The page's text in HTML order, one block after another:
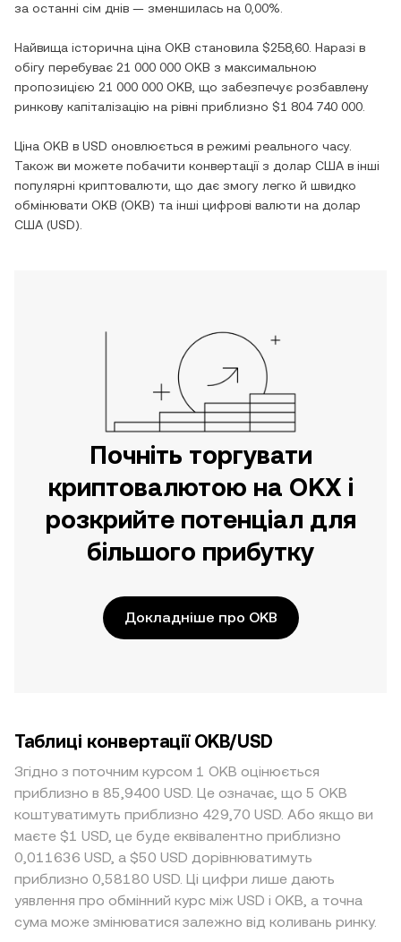
за останні сім днів — зменшилась на 0,00%
Найвища історична ціна OKB становила $258,60 . Наразі в
обігу перебуває 21 000 000 OKB з максимальною
пропозицією 21 000 000 OKB , що забезпечує розбавлену
ринкову капіталізацію на рівні приблизно $1 804 740 000
Ціна OKB в USD оновлюється в режимі реального часу.
Також ви можете побачити конвертації з долар США в інші
популярні криптовалюти, що дає змогу легко й швидко
обмінювати OKB (OKB) та інші цифрові валюти на долар
США (USD).
Почніть торгувати
криптовалютою на OKX і
розкрийте потенціал для
більшого прибутку
Докладніше про OKB
Таблиці конвертації OKB/USD
Згідно з поточним курсом 1 OKB оцінюється
приблизно в 85,9400 USD. Це означає, що 5 OKB
коштуватимуть приблизно 429,70 USD. Або якщо ви
маєте $1 USD, це буде еквівалентно приблизно
0,011636 USD, а $50 USD дорівнюватимуть
приблизно 0,58180 USD. Ці цифри лише дають
уявлення про обмінний курс між USD і OKB, а точна
сума може змінюватися залежно від коливань ринку.